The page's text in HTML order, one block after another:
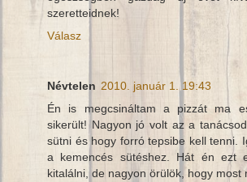
szeretteidnek!
Válasz
Névtelen 2010. január 1. 19:43
Én is megcsináltam a pizzát ma
sikerült! Nagyon jó volt az a
sütni és hogy forró tepsibe kell tenni.
a kemencés sütéshez. Hát én ezt
kitalálni, de nagyon örülök, hogy most